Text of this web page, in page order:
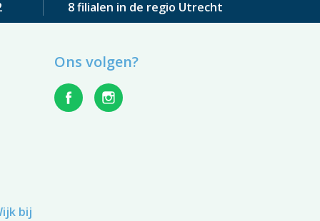
8 filialen in de regio Utrecht
bij
Ons volgen?